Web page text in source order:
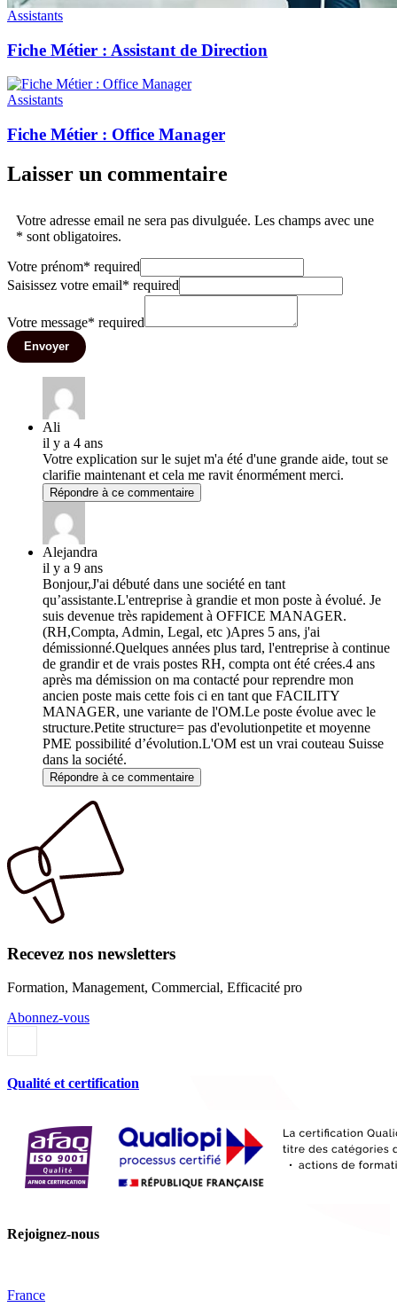
Assistants
Fiche Métier : Assistant de Direction
Assistants
Fiche Métier : Office Manager
Laisser un commentaire
Votre adresse email ne sera pas divulguée. Les champs avec une
* sont obligatoires.
Votre prénom* required
Saisissez votre email* required
Votre message* required
Envoyer
Ali
il y a 4 ans
Votre explication sur le sujet m'a été d'une grande aide, tout se
clarifie maintenant et cela me ravit énormément merci.
Répondre à ce commentaire
Alejandra
il y a 9 ans
Bonjour,J'ai débuté dans une société en tant
qu’assistante.L'entreprise à grandie et mon poste à évolué. Je
suis devenue très rapidement à OFFICE MANAGER.
(RH,Compta, Admin, Legal, etc )Apres 5 ans, j'ai
démissionné.Quelques années plus tard, l'entreprise à continue
de grandir et de vrais postes RH, compta ont été crées.4 ans
après ma démission on ma contacté pour reprendre mon
ancien poste mais cette fois ci en tant que FACILITY
MANAGER, une variante de l'OM.Le poste évolue avec le
structure.Petite structure= pas d'evolutionpetite et moyenne
PME possibilité d’évolution.L'OM est un vrai couteau Suisse
dans la société.
Répondre à ce commentaire
Recevez nos newsletters
Formation, Management, Commercial, Efficacité pro
Abonnez-vous
Qualité et certification
Rejoignez-nous
France